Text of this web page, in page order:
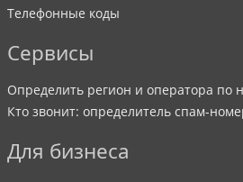
Телефонные коды
Сервисы
Определить регион и оператора по
Кто звонит: определитель спам-
Для бизнеса